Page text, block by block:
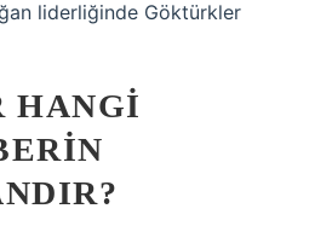
liderliğinde Göktürkler
HANGI